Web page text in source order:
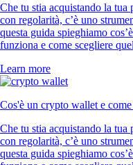
Che tu stia acquistando la
con regolarità, c’è uno
questa guida spieghiamo
funziona e come scegliere
Learn more
Cos'è un crypto wallet e
Che tu stia acquistando la
con regolarità, c’è uno
questa guida spieghiamo